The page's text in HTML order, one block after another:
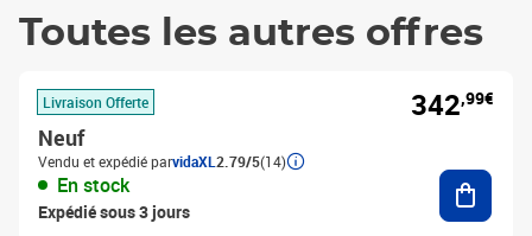
Toutes les autres offres
Livraison Offerte
Neuf
Vendu et expédié parvidaXL 2.79/5(14)
En stock
Expédié sous 3 jours
342,99€